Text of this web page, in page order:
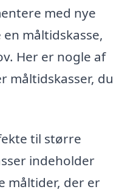
med nye
måltidskasse,
Her er nogle af
måltidskasser, du
til større
indeholder
måltider, der er